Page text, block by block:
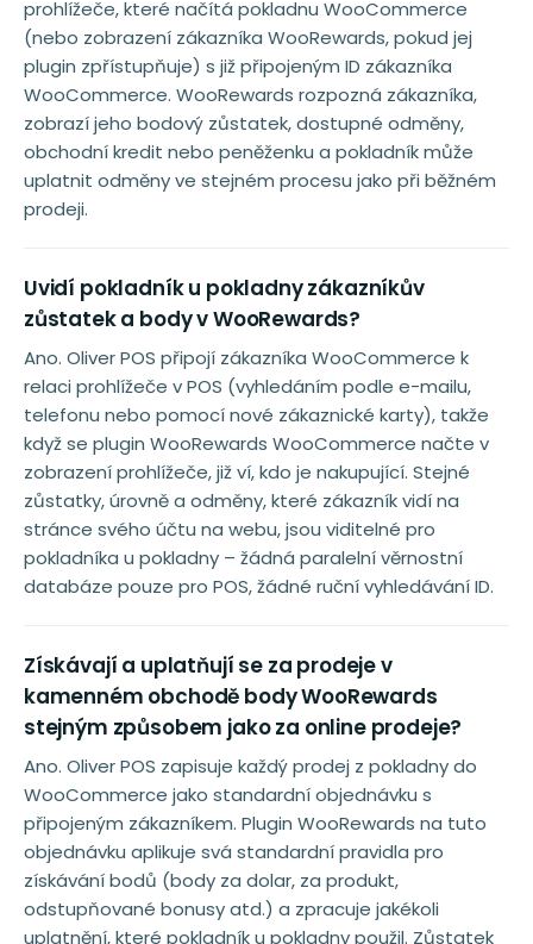
prohlížeče, které načítá pokladnu WooCommerce
(nebo zobrazení zákazníka WooRewards, pokud jej
plugin zpřístupňuje) s již připojeným ID zákazníka
WooCommerce. WooRewards rozpozná zákazníka,
zobrazí jeho bodový zůstatek, dostupné odměny,
obchodní kredit nebo peněženku a pokladník může
uplatnit odměny ve stejném procesu jako při běžném
prodeji.
Uvidí pokladník u pokladny zákazníkův
zůstatek a body v WooRewards?
Ano. Oliver POS připojí zákazníka WooCommerce k
relaci prohlížeče v POS (vyhledáním podle e-mailu,
telefonu nebo pomocí nové zákaznické karty), takže
když se plugin WooRewards WooCommerce načte v
zobrazení prohlížeče, již ví, kdo je nakupující. Stejné
zůstatky, úrovně a odměny, které zákazník vidí na
stránce svého účtu na webu, jsou viditelné pro
pokladníka u pokladny – žádná paralelní věrnostní
databáze pouze pro POS, žádné ruční vyhledávání ID.
Získávají a uplatňují se za prodeje v
kamenném obchodě body WooRewards
stejným způsobem jako za online prodeje?
Ano. Oliver POS zapisuje každý prodej z pokladny do
WooCommerce jako standardní objednávku s
připojeným zákazníkem. Plugin WooRewards na tuto
objednávku aplikuje svá standardní pravidla pro
získávání bodů (body za dolar, za produkt,
odstupňované bonusy atd.) a zpracuje jakékoli
uplatnění, které pokladník u pokladny použil. Zůstatek